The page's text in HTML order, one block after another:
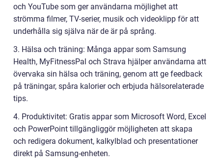
och YouTube som ger användarna möjlighet att
strömma filmer, TV-serier, musik och videoklipp för att
underhålla sig själva när de är på språng.
3. Hälsa och träning: Många appar som Samsung
Health, MyFitnessPal och Strava hjälper användarna att
övervaka sin hälsa och träning, genom att ge feedback
på träningar, spåra kalorier och erbjuda hälsorelaterade
tips.
4. Produktivitet: Gratis appar som Microsoft Word, Excel
och PowerPoint tillgängliggör möjligheten att skapa
och redigera dokument, kalkylblad och presentationer
direkt på Samsung-enheten.